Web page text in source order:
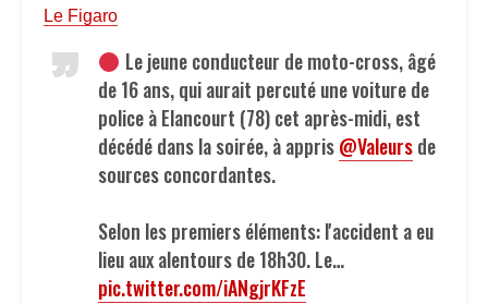
Le Figaro
Le jeune conducteur de moto-cross, âgé
de 16 ans, qui aurait percuté une voiture de
police à Elancourt (78) cet après-midi, est
décédé dans la soirée, à appris@Valeursde
sources concordantes.
Selon les premiers éléments: l'accident a eu
lieu aux alentours de 18h30. Le…
pic.twitter.com/iANgjrKFzE